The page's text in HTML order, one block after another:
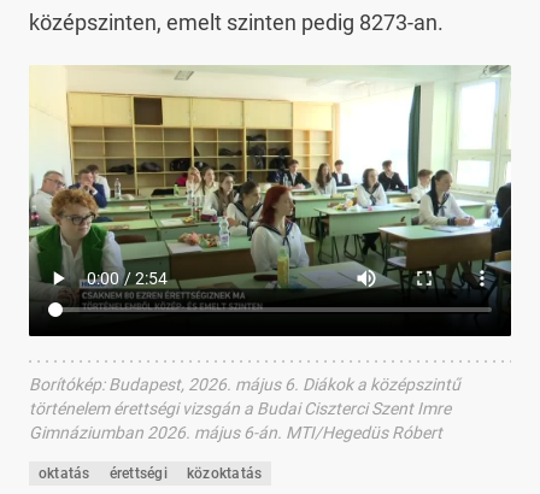
középszinten, emelt szinten pedig 8273-an.
Borítókép:Budapest, 2026. május 6. Diákok a középszintű
történelem érettségi vizsgán a Budai Ciszterci Szent Imre
Gimnáziumban 2026. május 6-án. MTI/Hegedüs Róbert
oktatás érettségi közoktatás